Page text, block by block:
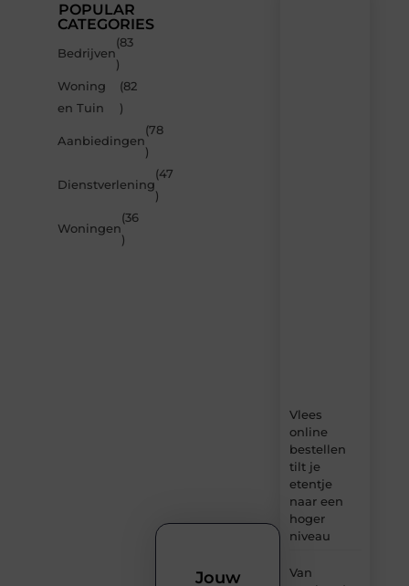
POPULAR
CATEGORIES
Bedrijven
(83
)
Woning
en Tuin
(82
)
Aanbiedingen
(78
)
Dienstverlening
(47
)
Woningen
(36
)
Vlees
online
bestellen
tilt je
etentje
naar een
hoger
niveau
Van
Jouw